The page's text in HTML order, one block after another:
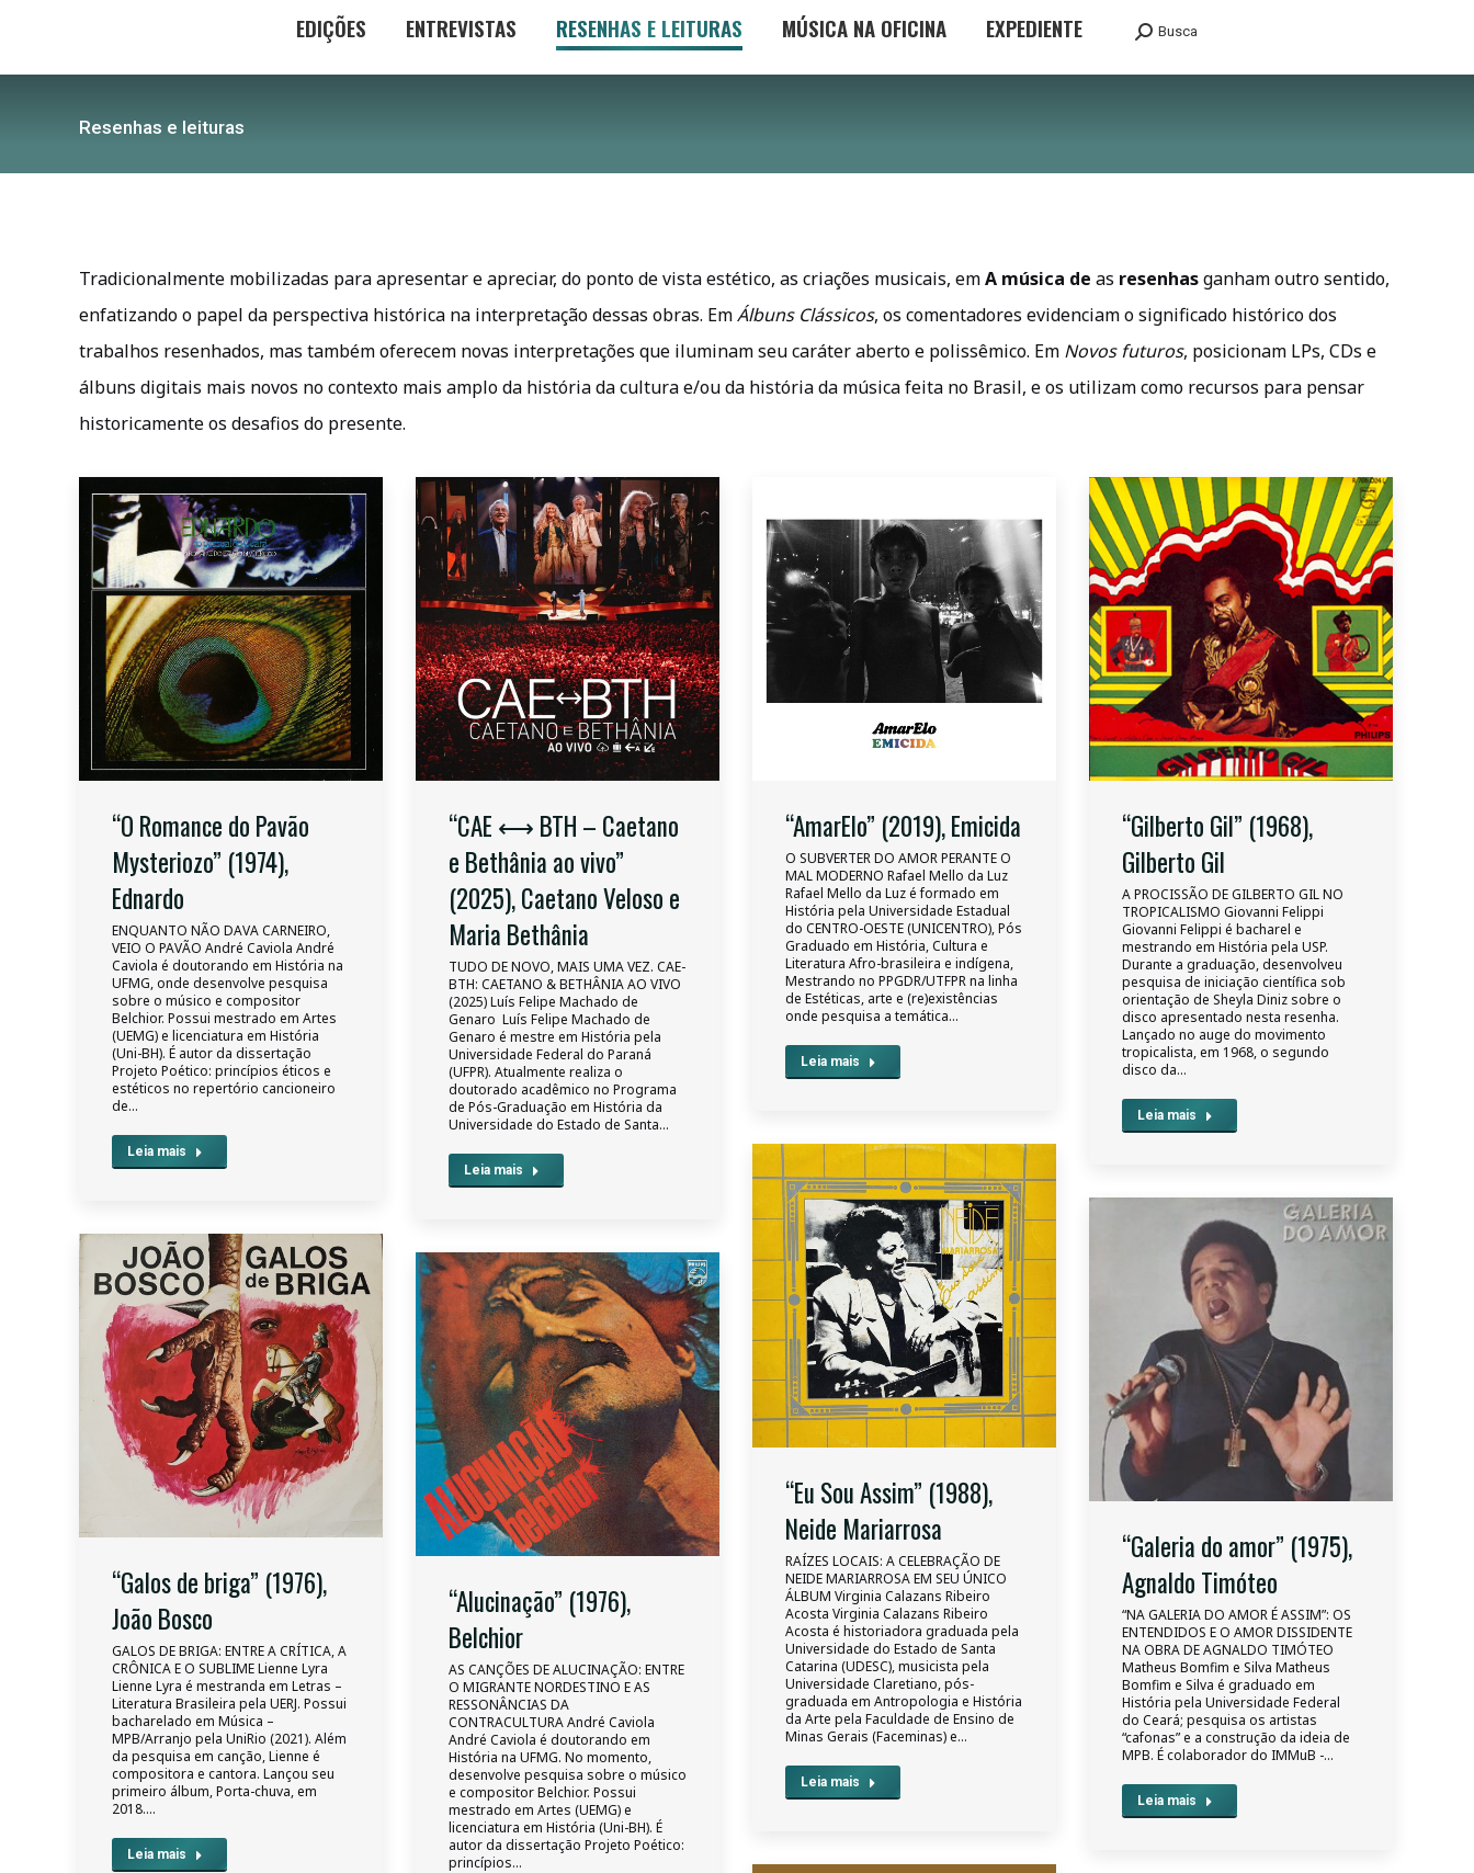
EDIÇÕES ENTREVISTAS RESENHAS E LEITURAS MÚSICA NA OFICINA EXPEDIENTE Search:
Busca
Resenhas e leituras
Tradicionalmente mobilizadas para apresentar e apreciar, do ponto de vista estético, as criações musicais, emA música de as resenhasganham outro sentido,
enfatizando o papel da perspectiva histórica na interpretação dessas obras. EmÁlbuns Clássicos, os comentadores evidenciam o significado histórico dos
trabalhos resenhados, mas também oferecem novas interpretações que iluminam seu caráter aberto e polissêmico. Em Novos futuros, posicionam LPs, CDs e
álbuns digitais mais novos no contexto mais amplo da história da cultura e/ou da história da música feita no Brasil, e os utilizam como recursos para pensar
historicamente os desafios do presente.
“O Romance do Pavão
Mysteriozo” (1974),
Ednardo
ENQUANTO NÃO DAVA CARNEIRO,
VEIO O PAVÃO André Caviola André
Caviola é doutorando em História na
UFMG, onde desenvolve pesquisa
sobre o músico e compositor
Belchior. Possui mestrado em Artes
(UEMG) e licenciatura em História
(Uni-BH). É autor da dissertação
Projeto Poético: princípios éticos e
estéticos no repertório cancioneiro
de…
Leia mais
“CAE ⟷ BTH – Caetano
e Bethânia ao vivo”
(2025), Caetano Veloso e
Maria Bethânia
TUDO DE NOVO, MAIS UMA VEZ. CAE-
BTH: CAETANO & BETHÂNIA AO VIVO
(2025) Luís Felipe Machado de
Genaro Luís Felipe Machado de
Genaro é mestre em História pela
Universidade Federal do Paraná
(UFPR). Atualmente realiza o
doutorado acadêmico no Programa
de Pós-Graduação em História da
Universidade do Estado de Santa…
Leia mais
“AmarElo” (2019), Emicida
O SUBVERTER DO AMOR PERANTE O
MAL MODERNO Rafael Mello da Luz
Rafael Mello da Luz é formado em
História pela Universidade Estadual
do CENTRO-OESTE (UNICENTRO), Pós
Graduado em História, Cultura e
Literatura Afro-brasileira e indígena,
Mestrando no PPGDR/UTFPR na linha
de Estéticas, arte e (re)existências
onde pesquisa a temática…
Leia mais
“Gilberto Gil” (1968),
Gilberto Gil
A PROCISSÃO DE GILBERTO GIL NO
TROPICALISMO Giovanni Felippi
Giovanni Felippi é bacharel e
mestrando em História pela USP.
Durante a graduação, desenvolveu
pesquisa de iniciação científica sob
orientação de Sheyla Diniz sobre o
disco apresentado nesta resenha.
Lançado no auge do movimento
tropicalista, em 1968, o segundo
disco da…
Leia mais
“Eu Sou Assim” (1988),
Neide Mariarrosa
RAÍZES LOCAIS: A CELEBRAÇÃO DE
NEIDE MARIARROSA EM SEU ÚNICO
ÁLBUM Virginia Calazans Ribeiro
Acosta Virginia Calazans Ribeiro
Acosta é historiadora graduada pela
Universidade do Estado de Santa
Catarina (UDESC), musicista pela
Universidade Claretiano, pós-
graduada em Antropologia e História
da Arte pela Faculdade de Ensino de
Minas Gerais (Faceminas) e…
Leia mais
“Galeria do amor” (1975),
Agnaldo Timóteo
“NA GALERIA DO AMOR É ASSIM”: OS
ENTENDIDOS E O AMOR DISSIDENTE
NA OBRA DE AGNALDO TIMÓTEO
Matheus Bomfim e Silva Matheus
Bomfim e Silva é graduado em
História pela Universidade Federal
do Ceará; pesquisa os artistas
“cafonas” e a construção da ideia de
MPB. É colaborador do IMMuB -…
Leia mais
“Galos de briga” (1976),
João Bosco
GALOS DE BRIGA: ENTRE A CRÍTICA, A
CRÔNICA E O SUBLIME Lienne Lyra
Lienne Lyra é mestranda em Letras –
Literatura Brasileira pela UERJ. Possui
bacharelado em Música –
MPB/Arranjo pela UniRio (2021). Além
da pesquisa em canção, Lienne é
compositora e cantora. Lançou seu
primeiro álbum, Porta-chuva, em
2018.…
Leia mais
“Alucinação” (1976),
Belchior
AS CANÇÕES DE ALUCINAÇÃO: ENTRE
O MIGRANTE NORDESTINO E AS
RESSONÂNCIAS DA
CONTRACULTURA André Caviola
André Caviola é doutorando em
História na UFMG. No momento,
desenvolve pesquisa sobre o músico
e compositor Belchior. Possui
mestrado em Artes (UEMG) e
licenciatura em História (Uni-BH). É
autor da dissertação Projeto Poético:
princípios…